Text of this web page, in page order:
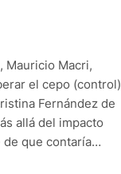
Mauricio Macri,
el cepo (control)
Fernández de
allá del impacto
de que contaría…